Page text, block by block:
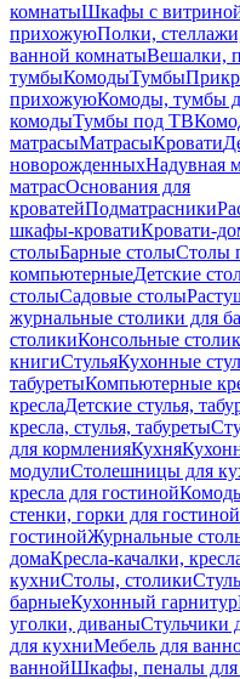
комнатыШкафы с
прихожуюПолки,
ванной комнатыВешалки,
тумбыКомодыТумбы
прихожуюКомоды, тумбы
комодыТумбы под ТВ
матрасыМатрасыКровати
новорожденныхНадувная
матрасОснования для
кроватейПодматрасники
шкафы-кроватиКровати-
столыБарные столыСтолы
компьютерныеДетские
столыСадовые столы
журнальные столики для
столикиКонсольные
книгиСтульяКухонные
табуретыКомпьютерные
креслаДетские стулья,
кресла, стулья, табуреты
для кормленияКухня
модулиСтолешницы для
кресла для гостиной
стенки, горки для гостиной
гостинойЖурнальные
домаКресла-качалки,
кухниСтолы, столики
барныеКухонный гарнитур
уголки, диваныСтульчики
для кухниМебель для
ваннойШкафы, пеналы для